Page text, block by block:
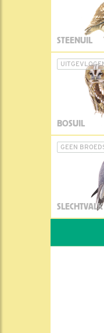
STEENUIL
BOSUIL
GEEN
SLECHTVALK